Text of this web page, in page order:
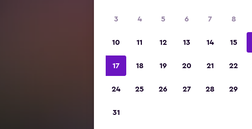
3 4 5 6 7 8
10 11 12 13 14 15
17 18 19 20 21 22
24 25 26 27 28 29
31